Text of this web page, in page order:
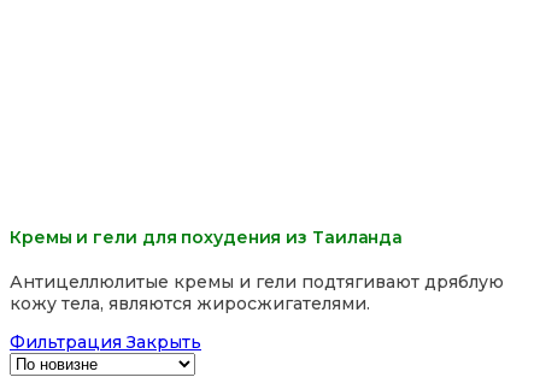
Кремы и гели для похудения из Таиланда
Антицеллюлитые кремы и гели подтягивают дряблую
кожу тела, являются жиросжигателями.
Фильтрация Закрыть